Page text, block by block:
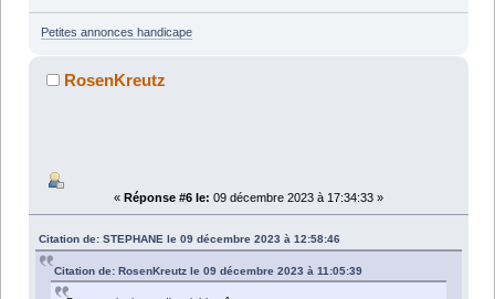
Petites annonces handicape
RosenKreutz
« Réponse #6 le: 09 décembre 2023 à 17:34:33 »
Citation de: STEPHANE le 09 décembre 2023 à 12:58:46
Citation de: RosenKreutz le 09 décembre 2023 à 11:05:39